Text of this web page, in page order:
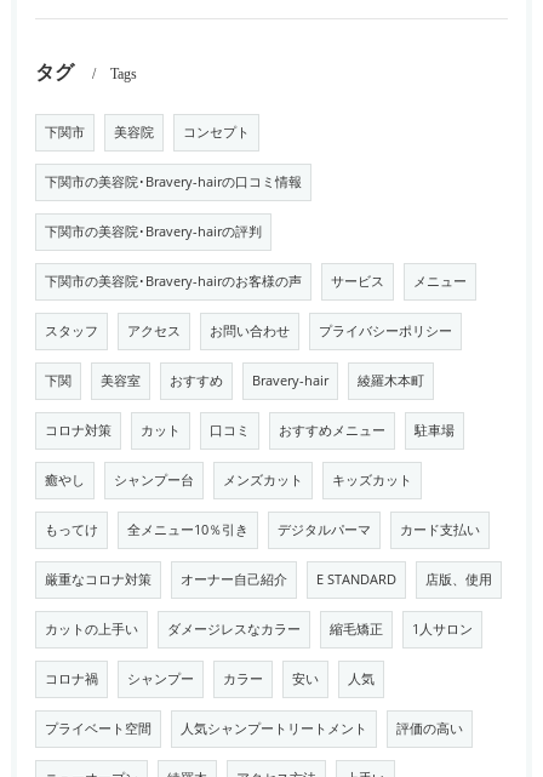
タグ Tags
下関市 美容院 コンセプト
下関市の美容院･Bravery-hairの口コミ情報
下関市の美容院･Bravery-hairの評判
下関市の美容院･Bravery-hairのお客様の声 サービス メニュー
スタッフ アクセス お問い合わせ プライバシーポリシー
下関 美容室 おすすめ Bravery-hair 綾羅木本町
コロナ対策 カット 口コミ おすすめメニュー 駐車場
癒やし シャンプー台 メンズカット キッズカット
もってけ 全メニュー10％引き デジタルパーマ カード支払い
厳重なコロナ対策 オーナー自己紹介 E STANDARD 店版、使用
カットの上手い ダメージレスなカラー 縮毛矯正 1人サロン
コロナ禍 シャンプー カラー 安い 人気
プライベート空間 人気シャンプートリートメント 評価の高い